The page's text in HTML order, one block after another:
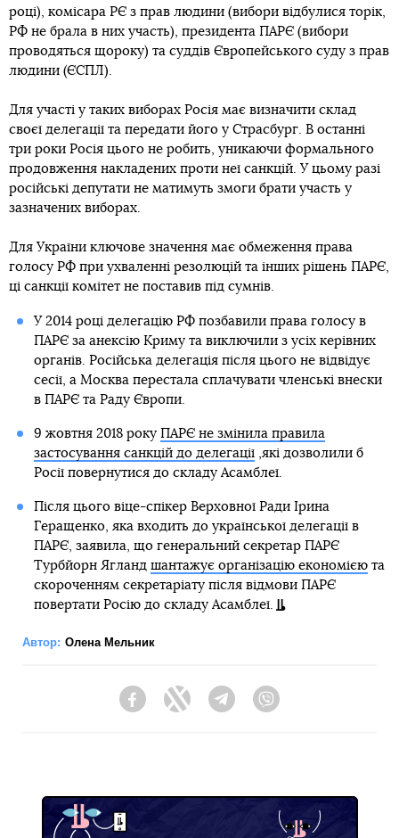
році), комісара РЄ з прав людини (вибори відбулися торік,
РФ не брала в них участь), президента ПАРЄ (вибори
проводяться щороку) та суддів Європейського суду з прав
людини (ЄСПЛ).
Для участі у таких виборах Росія має визначити склад
своєї делегації та передати його у Страсбург. В останні
три роки Росія цього не робить, уникаючи формального
продовження накладених проти неї санкцій. У цьому разі
російські депутати не матимуть змоги брати участь у
зазначених виборах.
Для України ключове значення має обмеження права
голосу РФ при ухваленні резолюцій та інших рішень ПАРЄ,
ці санкції комітет не поставив під сумнів.
У 2014 році делегацію РФ позбавили права голосу в
ПАРЄ за анексію Криму та виключили з усіх керівних
органів. Російська делегація після цього не відвідує
сесії, а Москва перестала сплачувати членські внески
в ПАРЄ та Раду Європи.
9 жовтня 2018 року ПАРЄ не змінила правила
застосування санкцій до делегації,які дозволили б
Росії повернутися до складу Асамблеї.
Після цього віце-спікер Верховної Ради Ірина
Геращенко, яка входить до української делегації в
ПАРЄ, заявила, що генеральний секретар ПАРЄ
Турбйорн Ягланд шантажує організацію економієюта
скороченням секретаріату після відмови ПАРЄ
повертати Росію до складу Асамблеї.
Автор: Олена Мельник
FacebookTwitter Telegram